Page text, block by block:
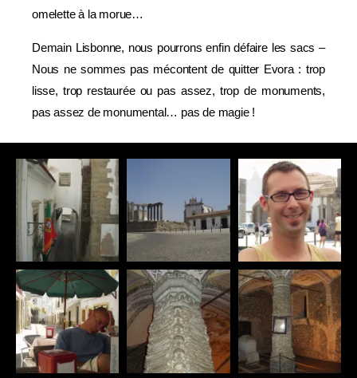
omelette à la morue…
Demain Lisbonne, nous pourrons enfin défaire les sacs –
Nous ne sommes pas mécontent de quitter Evora : trop
lisse, trop restaurée ou pas assez, trop de monuments,
pas assez de monumental… pas de magie !